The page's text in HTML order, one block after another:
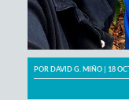
PORDAVID G. MIÑO | 18